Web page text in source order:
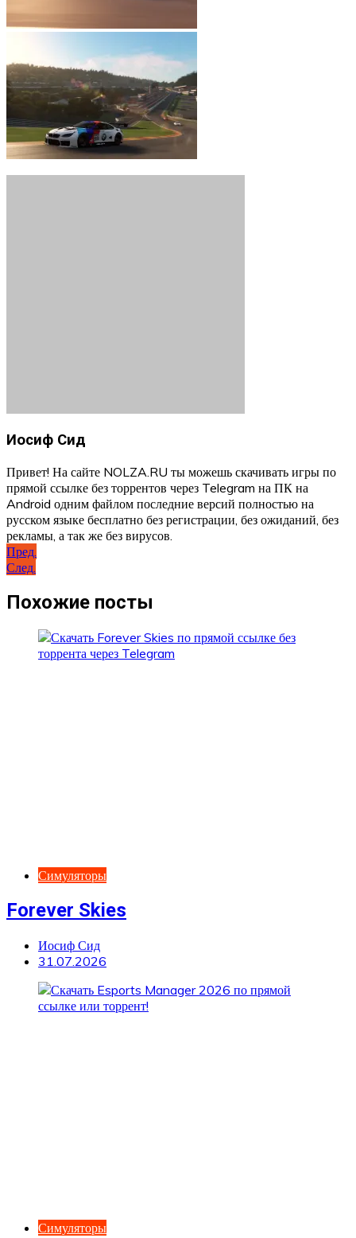
Иосиф Сид
Привет! На сайте NOLZA.RU ты можешь скачивать игры по
прямой ссылке без торрентов через Telegram на ПК на
Android одним файлом последние версий полностью на
русском языке бесплатно без регистрации, без ожиданий, без
рекламы, а так же без вирусов.
Навигация
по
записям
Пред.
След.
Похожие посты
Симуляторы
Forever Skies
Иосиф Сид
31.07.2026
Симуляторы